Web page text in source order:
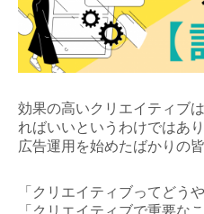
効果の高いクリエイティブ
ればいいというわけではあり
広告運用を始めたばかりの
「クリエイティブってどう
「クリエイティブで重要な